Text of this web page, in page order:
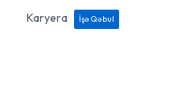
Karyera
İşə Qəbul